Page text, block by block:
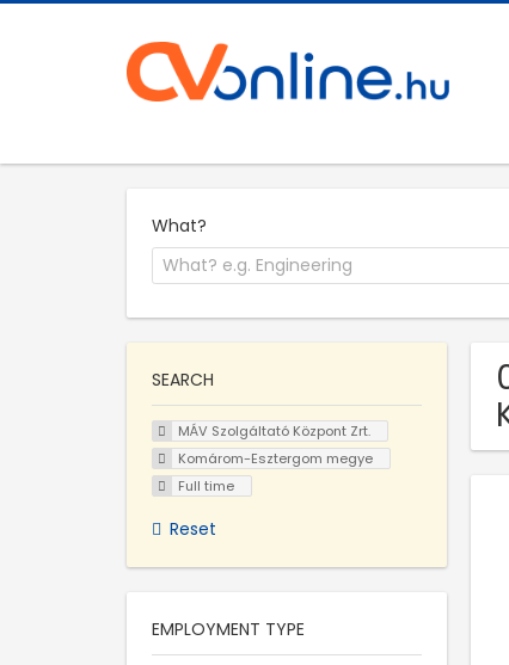
What?
SEARCH
MÁV Szolgáltató Központ Zrt.
Komárom-Esztergom megye
Full time
Reset
EMPLOYMENT TYPE